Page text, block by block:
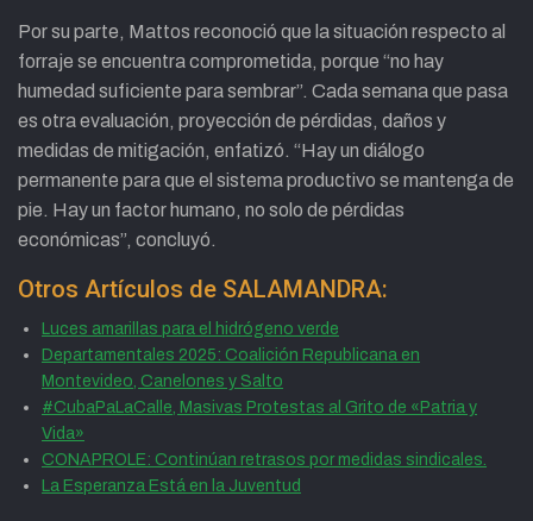
Por su parte, Mattos reconoció que la situación respecto al
forraje se encuentra comprometida, porque “no hay
humedad suficiente para sembrar”. Cada semana que pasa
es otra evaluación, proyección de pérdidas, daños y
medidas de mitigación, enfatizó. “Hay un diálogo
permanente para que el sistema productivo se mantenga de
pie. Hay un factor humano, no solo de pérdidas
económicas”, concluyó.
Otros Artículos de SALAMANDRA:
Luces amarillas para el hidrógeno verde
Departamentales 2025: Coalición Republicana en
Montevideo, Canelones y Salto
#CubaPaLaCalle, Masivas Protestas al Grito de «Patria y
Vida»
CONAPROLE: Continúan retrasos por medidas sindicales.
La Esperanza Está en la Juventud